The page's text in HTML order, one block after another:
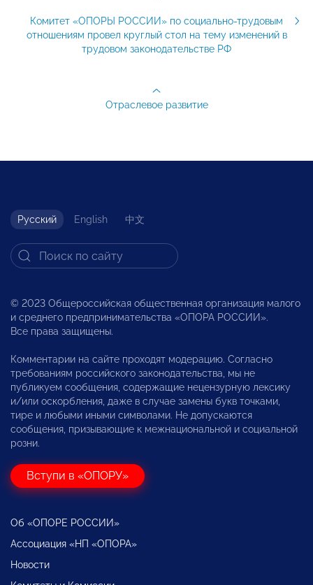
Комитет «ОПОРЫ РОССИИ» по социально-трудовым
отношениям провел круглый стол на тему изменений в
трудовом законодательстве РФ
Отраслевое развитие
Русский English 中文
© 2023 Общероссийская общественная организация малого
и среднего предпринимательства «ОПОРА РОССИИ».
Все права защищены.
Комментарии на сайте проходят модерацию. Согласно
требованиям российского законодательства, мы не
публикуем сообщения, содержащие нецензурную лексику
и/или оскорбления, даже в случае замены букв точками,
тире и любыми иными символами. Не допускаются
сообщения, призывающие к межнациональной и социальной
розни.
Вступи в «ОПОРУ»
Об «ОПОРЕ РОССИИ»
Ассоциация «НП «ОПОРА»
Новости